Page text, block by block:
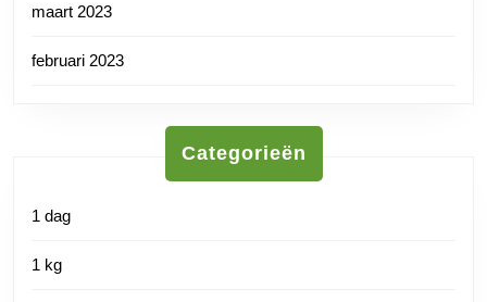
maart 2023
februari 2023
Categorieën
1 dag
1 kg